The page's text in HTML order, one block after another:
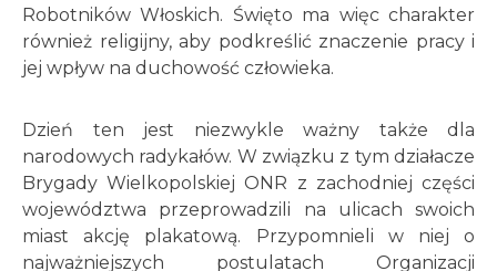
Robotników Włoskich. Święto ma więc charakter
również religijny, aby podkreślić znaczenie pracy i
jej wpływ na duchowość człowieka.
Dzień ten jest niezwykle ważny także dla
narodowych radykałów. W związku z tym działacze
Brygady Wielkopolskiej ONR z zachodniej części
województwa przeprowadzili na ulicach swoich
miast akcję plakatową. Przypomnieli w niej o
najważniejszych postulatach Organizacji